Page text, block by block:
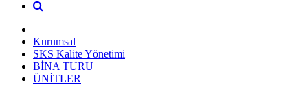
Kurumsal
SKS Kalite Yönetimi
BİNA TURU
ÜNİTLER